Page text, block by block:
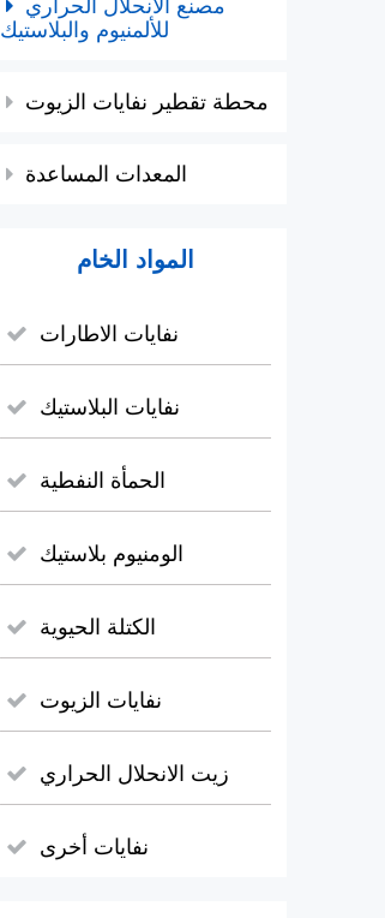
مصنع الانحلال الحراري
للألمنيوم والبلاستيك
محطة تقطير نفايات الزيوت
المعدات المساعدة
المواد الخام
نفايات الاطارات
نفايات البلاستيك
الحمأة النفطية
الومنيوم بلاستيك
الكتلة الحيوية
نفايات الزيوت
زيت الانحلال الحراري
نفايات أخرى